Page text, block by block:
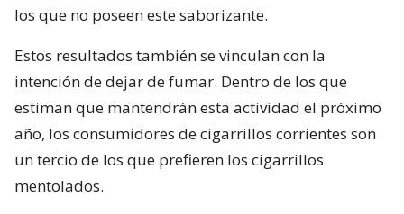
los que no poseen este saborizante.
Estos resultados también se vinculan con la
intención de dejar de fumar. Dentro de los que
estiman que mantendrán esta actividad el próximo
año, los consumidores de cigarrillos corrientes son
un tercio de los que prefieren los cigarrillos
mentolados.